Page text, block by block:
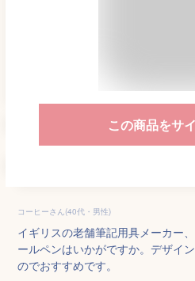
この商品をサ
コーヒーさん(40代・男性)
イギリスの老舗筆記用具メーカー
ールペンはいかがですか。デザイ
のでおすすめです。